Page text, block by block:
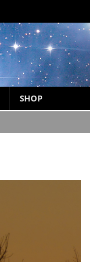
SHOP